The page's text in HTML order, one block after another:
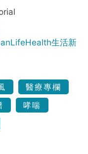
生活新
醫療專欄
哮喘